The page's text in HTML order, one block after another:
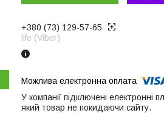
+380 (73) 129-57-65
life (Viber)
У компанії підключені електронні
який товар не покидаючи сайту.